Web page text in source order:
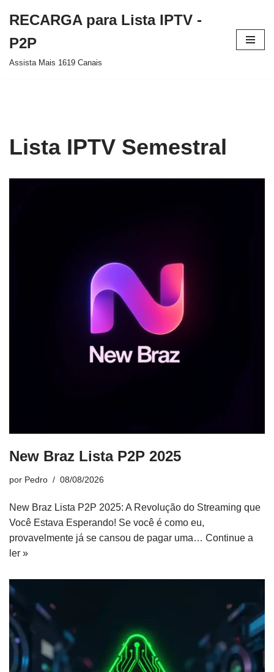
para
o
RECARGA para Lista IPTV -
P2P
Assista Mais 1619 Canais
Lista IPTV Semestral
New Braz Lista P2P 2025
por Pedro 08/08/2026
New Braz Lista P2P 2025: A Revolução do Streaming que
Você Estava Esperando! Se você é como eu,
provavelmente já se cansou de pagar uma… Continue a
ler »